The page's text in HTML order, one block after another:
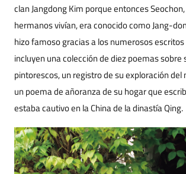
clan Jangdong Kim porque entonces
hermanos vivían, era conocido como Jang-
hizo famoso gracias a los numerosos escritos
incluyen una colección de diez poemas sobre
pintorescos, un registro de su exploración
un poema de añoranza de su hogar que
estaba cautivo en la China de la dinastía Qing.